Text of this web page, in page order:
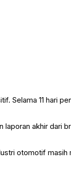
11 hari
akhir dari
otomotif